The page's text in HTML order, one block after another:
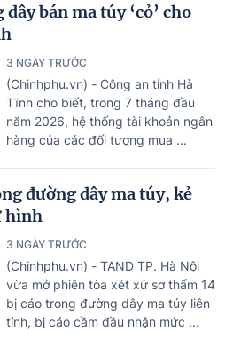
bán ma túy ‘cỏ’ cho
3 NGÀY TRƯỚC
(Chinhphu.vn) - Công an tỉnh Hà
Tĩnh cho biết, trong 7 tháng đầu
năm 2026, hệ thống tài khoản ngân
hàng của các đối tượng mua ...
đường dây ma túy, kẻ
hình
3 NGÀY TRƯỚC
(Chinhphu.vn) - TAND TP. Hà Nội
vừa mở phiên tòa xét xử sơ thẩm 14
bị cáo trong đường dây ma túy liên
tỉnh, bị cáo cầm đầu nhận mức ...